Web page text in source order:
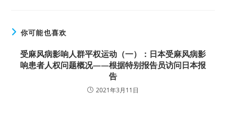
你可能也喜欢
受麻风病影响人群平权运动（一）：日本受麻风病影
响患者人权问题概况——根据特别报告员访问日本报
告
2021年3月11日